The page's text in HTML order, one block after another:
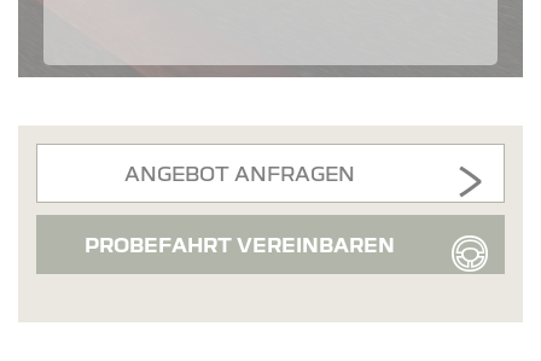
ANGEBOT ANFRAGEN
PROBEFAHRT VEREINBAREN